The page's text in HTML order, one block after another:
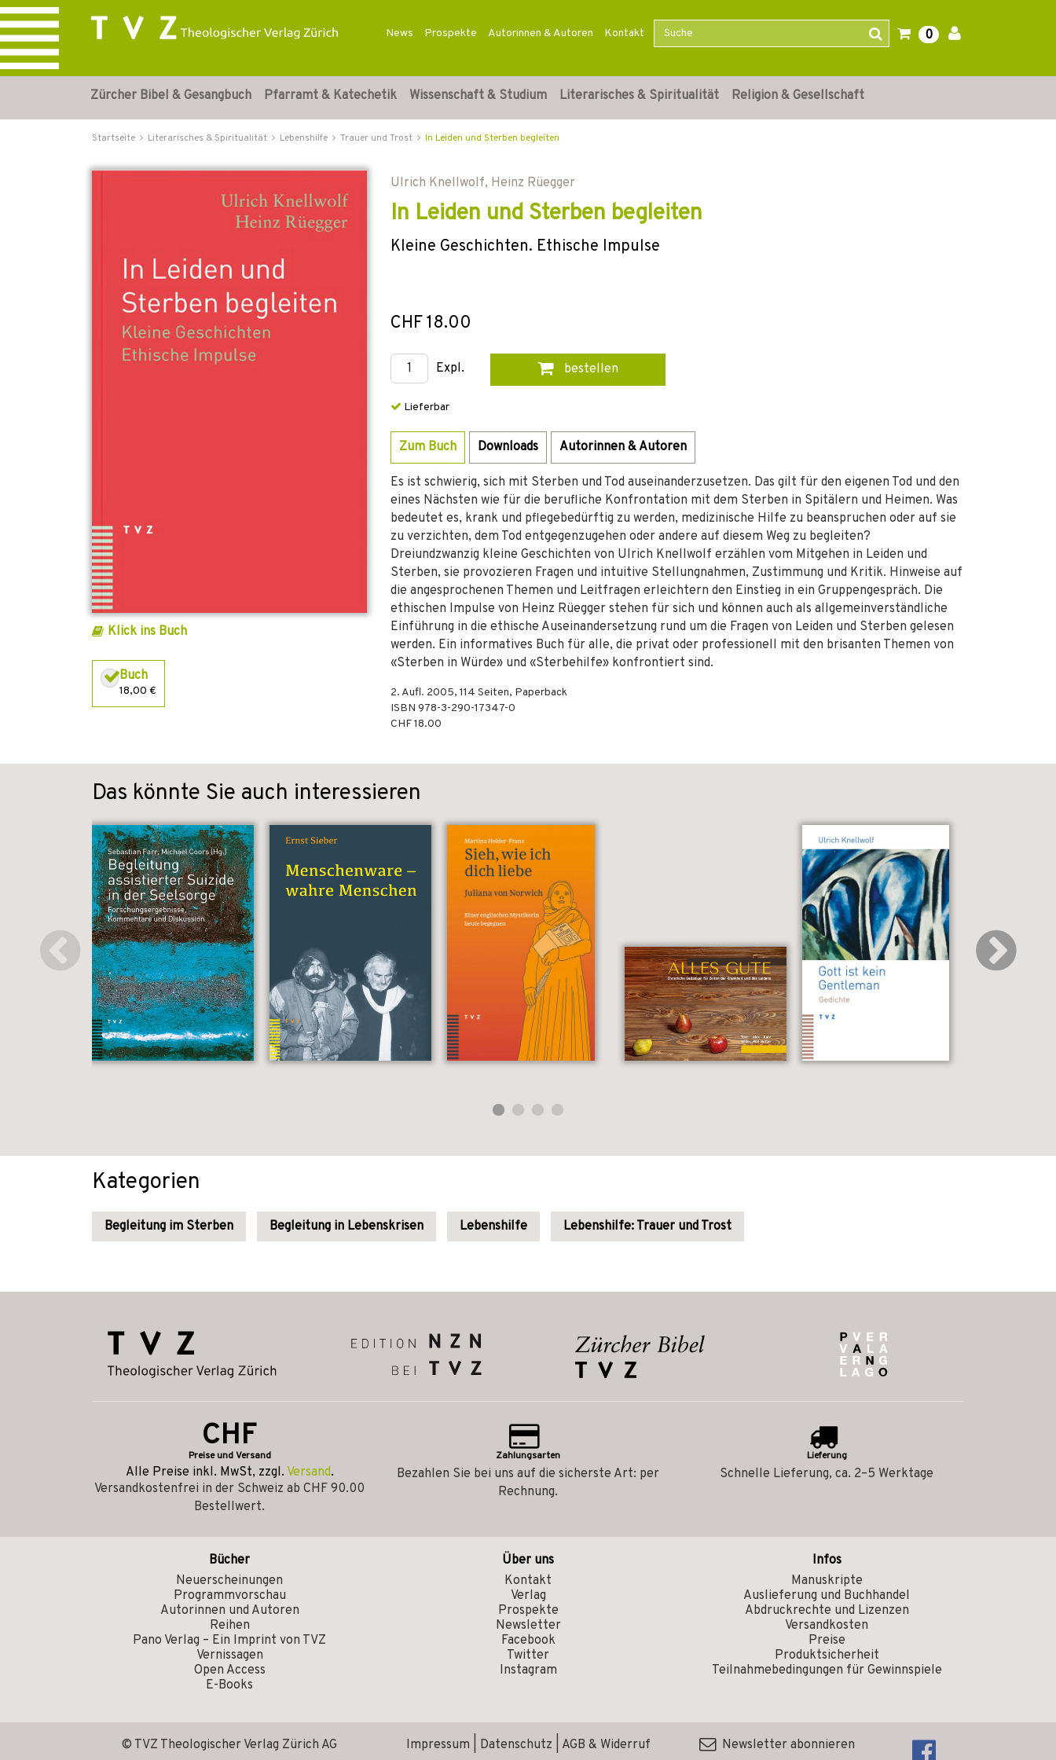
News Prospekte Autorinnen & Autoren Kontakt 0
Zürcher Bibel & Gesangbuch Pfarramt & Katechetik Wissenschaft & Studium Literarisches & Spiritualität Religion & Gesellschaft
Startseite Literarisches & Spiritualität Lebenshilfe Trauer und Trost In Leiden und Sterben begleiten
Klick ins Buch
Buch
18,00 €
Ulrich Knellwolf, Heinz Rüegger
In Leiden und Sterben begleiten
Kleine Geschichten. Ethische Impulse
CHF 18.00
Expl. bestellen
Lieferbar
Zum Buch Downloads Autorinnen & Autoren
Es ist schwierig, sich mit Sterben und Tod auseinanderzusetzen. Das gilt für den eigenen Tod und den
eines Nächsten wie für die berufliche Konfrontation mit dem Sterben in Spitälern und Heimen. Was
bedeutet es, krank und pflegebedürftig zu werden, medizinische Hilfe zu beanspruchen oder auf sie
zu verzichten, dem Tod entgegenzugehen oder andere auf diesem Weg zu begleiten?
Dreiundzwanzig kleine Geschichten von Ulrich Knellwolf erzählen vom Mitgehen in Leiden und
Sterben, sie provozieren Fragen und intuitive Stellungnahmen, Zustimmung und Kritik. Hinweise auf
die angesprochenen Themen und Leitfragen erleichtern den Einstieg in ein Gruppengespräch. Die
ethischen Impulse von Heinz Rüegger stehen für sich und können auch als allgemeinverständliche
Einführung in die ethische Auseinandersetzung rund um die Fragen von Leiden und Sterben gelesen
werden. Ein informatives Buch für alle, die privat oder professionell mit den brisanten Themen von
«Sterben in Würde» und «Sterbehilfe» konfrontiert sind.
2. Aufl. 2005, 114 Seiten, Paperback
ISBN 978-3-290-17347-0
CHF 18.00
Das könnte Sie auch interessieren
Kategorien
Begleitung im Sterben Begleitung in Lebenskrisen Lebenshilfe Lebenshilfe: Trauer und Trost
CHF
Preise und Versand
Alle Preise inkl. MwSt, zzgl. Versand.
Versandkostenfrei in der Schweiz ab CHF 90.00
Bestellwert.
Zahlungsarten
Bezahlen Sie bei uns auf die sicherste Art: per
Rechnung.
Lieferung
Schnelle Lieferung, ca. 2–5 Werktage
Bücher
Neuerscheinungen
Programmvorschau
Autorinnen und Autoren
Reihen
Pano Verlag – Ein Imprint von TVZ
Vernissagen
Open Access
E-Books
Über uns
Kontakt
Verlag
Prospekte
Newsletter
Facebook
Twitter
Instagram
Infos
Manuskripte
Auslieferung und Buchhandel
Abdruckrechte und Lizenzen
Versandkosten
Preise
Produktsicherheit
Teilnahmebedingungen für Gewinnspiele
© TVZ Theologischer Verlag Zürich AG Impressum Datenschutz AGB & Widerruf Newsletter abonnieren